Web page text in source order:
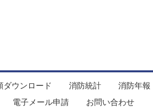
ダウンロード 消防統計
消防年報
電子メール申請 お問い合わせ